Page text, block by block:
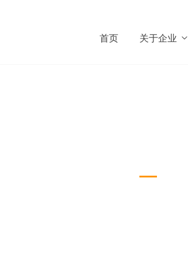
首页 关于企业